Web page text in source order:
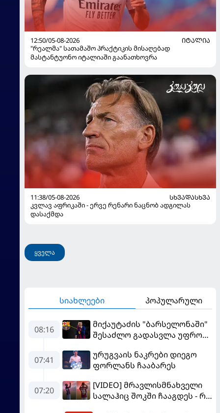
12:50/05-08-2026
ᲘᲢᲐᲚᲘᲐ
"რეალმა" სათამაშო პრაქტიკის მისაღებად
მასტანტუონო იტალიაში გაანათხოვრა
11:38/05-08-2026
ᲡᲮᲕᲐᲓᲐᲡᲮᲕᲐ
კვლავ აფრიკაში - ერვე რენარი ნაცნობ ადგილას
დასაქმდა
ყველა
სიახლეები პოპულარული
08:16
მიქაუტაძის "ბარსელონაში"
შესაძლო გადასვლა უფრო
ესაუბრა ქართველი
კატალონიელთა მთავარ
07:41
ურუგვაის ნაკრები დიეგო
ფორლანს ჩააბარეს
07:20
[VIDEO] მრავლისმნახველი
სალაჰიც შოკში ჩააგდეს - რა